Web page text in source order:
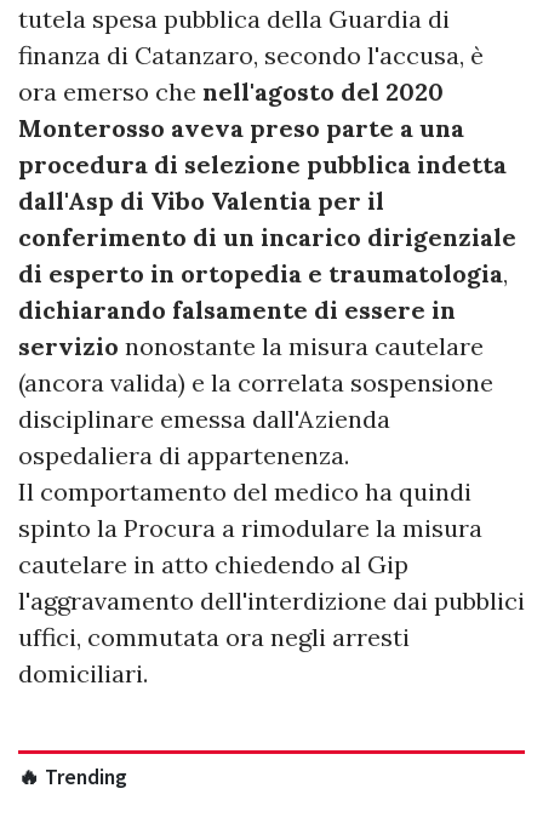
tutela spesa pubblica della Guardia di
finanza di Catanzaro, secondo l'accusa, è
ora emerso che nell'agosto del 2020
Monterosso aveva preso parte a una
procedura di selezione pubblica indetta
dall'Asp di Vibo Valentia per il
conferimento di un incarico dirigenziale
di esperto in ortopedia e traumatologia,
dichiarando falsamente di essere in
servizio nonostante la misura cautelare
(ancora valida) e la correlata sospensione
disciplinare emessa dall'Azienda
ospedaliera di appartenenza.
Il comportamento del medico ha quindi
spinto la Procura a rimodulare la misura
cautelare in atto chiedendo al Gip
l'aggravamento dell'interdizione dai pubblici
uffici, commutata ora negli arresti
domiciliari.
🔥 Trending